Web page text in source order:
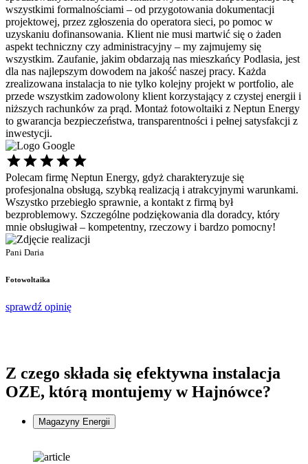
wszystkimi formalnościami – od przygotowania dokumentacji
projektowej, przez zgłoszenia do operatora sieci, po pomoc w
uzyskaniu dofinansowania. Klient nie musi martwić się o żaden
aspekt techniczny czy administracyjny – my zajmujemy się
wszystkim. Zaufanie, jakim obdarzają nas mieszkańcy Podlasia, jest
dla nas najlepszym dowodem na jakość naszej pracy. Każda
zrealizowana instalacja to nie tylko kolejny projekt w portfolio, ale
przede wszystkim zadowolony klient korzystający z czystej energii i
niższych rachunków za prąd. Montaż fotowoltaiki z Neptun Energy
to gwarancja bezpieczeństwa, transparentności i pełnej satysfakcji z
inwestycji.
Polecam firmę Neptun Energy, gdyż charakteryzuje się
profesjonalna obsługą, szybką realizacją i atrakcyjnymi warunkami.
Wszystko przebiegło sprawnie, a kontakt z firmą był
bezproblemowy. Szczególne podziękowania dla doradcy, który
mnie obsługiwał – kompetentny, rzeczowy i bardzo pomocny!
Pani Daria
Fotowoltaika
sprawdź opinię
Z czego składa się efektywna instalacja
OZE, którą montujemy w Hajnówce?
Magazyny Energii